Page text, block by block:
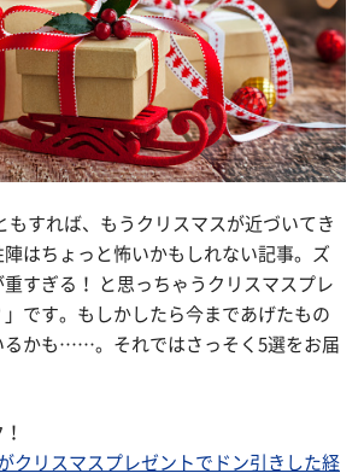
もすれば、もうクリスマスが近づいてき
はちょっと怖いかもしれない記事。ズ
すぎる！ と思っちゃうクリスマスプレ
です。もしかしたら今まであげたもの
るかも……。それではさっそく5選をお届
クリスマスプレゼントでドン引きした経